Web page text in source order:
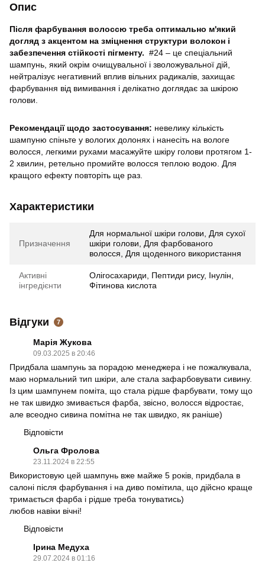
Опис
Після фарбування волоссю треба оптимально м'який
догляд з акцентом на зміцнення структури волокон і
забезпечення стійкості пігменту. #24 – це спеціальний
шампунь, який окрім очищувальної і зволожувальної дій,
нейтралізує негативний вплив вільних радикалів, захищає
фарбування від вимивання і делікатно доглядає за шкірою
голови.
Рекомендації щодо застосування: невелику кількість
шампуню спіньте у вологих долонях і нанесіть на вологе
волосся, легкими рухами масажуйте шкіру голови протягом 1-
2 хвилин, ретельно промийте волосся теплою водою. Для
кращого ефекту повторіть ще раз.
Характеристики
Призначення
Для нормальної шкіри голови, Для сухої
шкіри голови, Для фарбованого
волосся, Для щоденного використання
Активні
інгредієнти
Олігосахариди, Пептиди рису, Інулін,
Фітинова кислота
Відгуки 7
Марія Жукова
09.03.2025 в 20:46
Придбала шампунь за порадою менеджера і не пожалкувала,
маю нормальний тип шкіри, але стала зафарбовувати сивину.
Із цим шампунем поміта, що стала рідше фарбувати, тому що
не так швидко змивається фарба, звісно, волосся відростає,
але всеодно сивина помітна не так швидко, як раніше)
Відповісти
Ольга Фролова
23.11.2024 в 22:55
Використовую цей шампунь вже майже 5 років, придбала в
салоні після фарбування і на диво помітила, що дійсно краще
тримається фарба і рідше треба тонуватись)
любов навіки вічні!
Відповісти
Ірина Медуха
29.07.2024 в 01:16